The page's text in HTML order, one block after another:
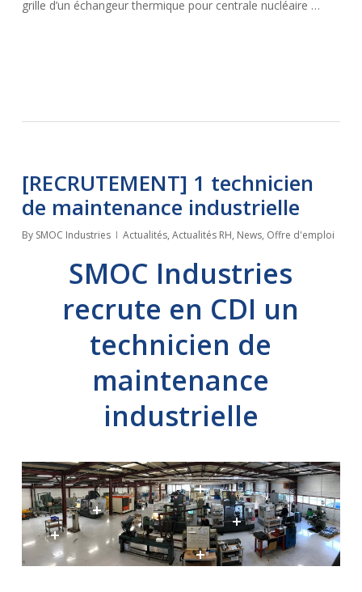
grille d’un échangeur thermique pour centrale nucléaire …
[RECRUTEMENT] 1 technicien
de maintenance industrielle
By SMOC Industries Actualités, Actualités RH, News, Offre d'emploi
SMOC Industries
recrute en CDI un
technicien de
maintenance
industrielle